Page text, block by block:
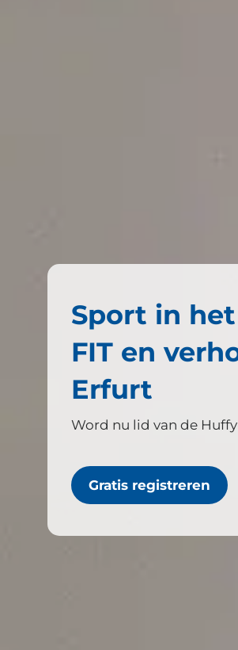
Sport in
FIT en
Erfurt
Word nu lid van de
Gratis registreren